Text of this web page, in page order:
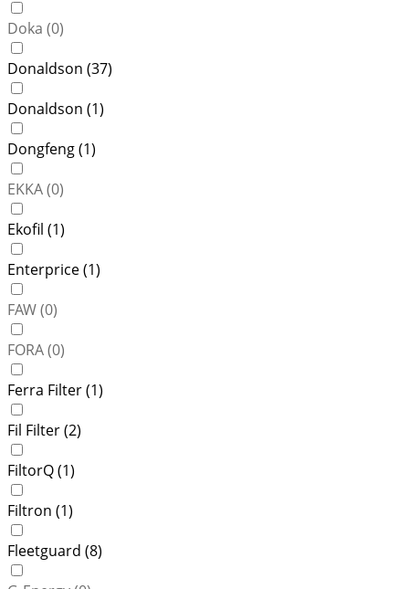
Doka (0)
Donaldson (37)
Donaldson (1)
Dongfeng (1)
EKKA (0)
Ekofil (1)
Enterprice (1)
FAW (0)
FORA (0)
Ferra Filter (1)
Fil Filter (2)
FiltorQ (1)
Filtron (1)
Fleetguard (8)